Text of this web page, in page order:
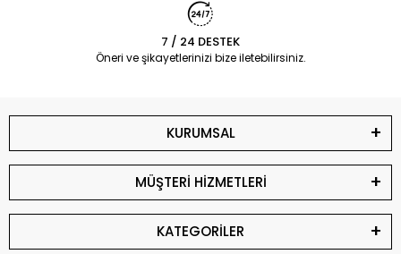
7 / 24 DESTEK
Öneri ve şikayetlerinizi bize iletebilirsiniz.
KURUMSAL
MÜŞTERİ HİZMETLERİ
KATEGORİLER